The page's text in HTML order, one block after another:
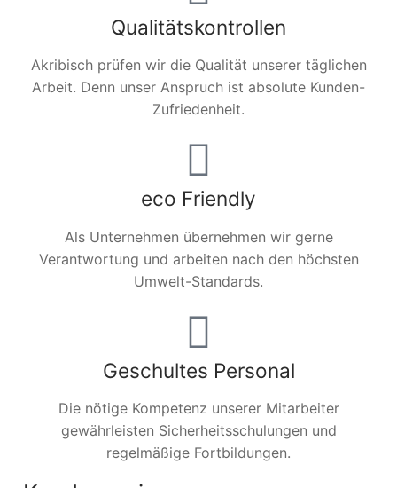
Qualitätskontrollen
Akribisch prüfen wir die Qualität unserer täglichen
Arbeit. Denn unser Anspruch ist absolute Kunden-
Zufriedenheit.
eco Friendly
Als Unternehmen übernehmen wir gerne
Verantwortung und arbeiten nach den höchsten
Umwelt-Standards.
Geschultes Personal
Die nötige Kompetenz unserer Mitarbeiter
gewährleisten Sicherheitsschulungen und
regelmäßige Fortbildungen.